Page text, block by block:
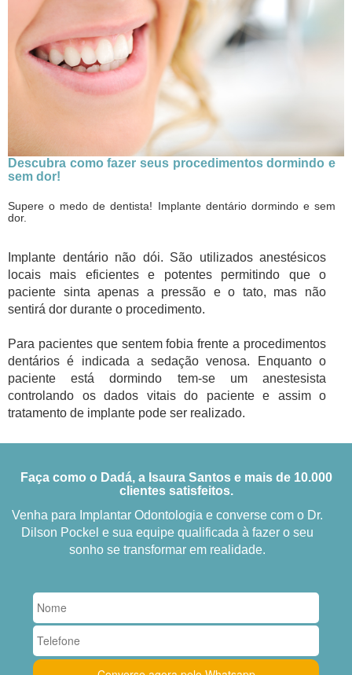
Descubra como fazer seus procedimentos dormindo e
sem dor!
Supere o medo de dentista! Implante dentário dormindo e sem
dor.
Implante dentário não dói. São utilizados anestésicos
locais mais eficientes e potentes permitindo que o
paciente sinta apenas a pressão e o tato, mas não
sentirá dor durante o procedimento.
Para pacientes que sentem fobia frente a procedimentos
dentários é indicada a sedação venosa. Enquanto o
paciente está dormindo tem-se um anestesista
controlando os dados vitais do paciente e assim o
tratamento de implante pode ser realizado.
Faça como o Dadá, a Isaura Santos e mais de 10.000
clientes satisfeitos.
Venha para Implantar Odontologia e converse com o Dr.
Dilson Pockel e sua equipe qualificada à fazer o seu
sonho se transformar em realidade.